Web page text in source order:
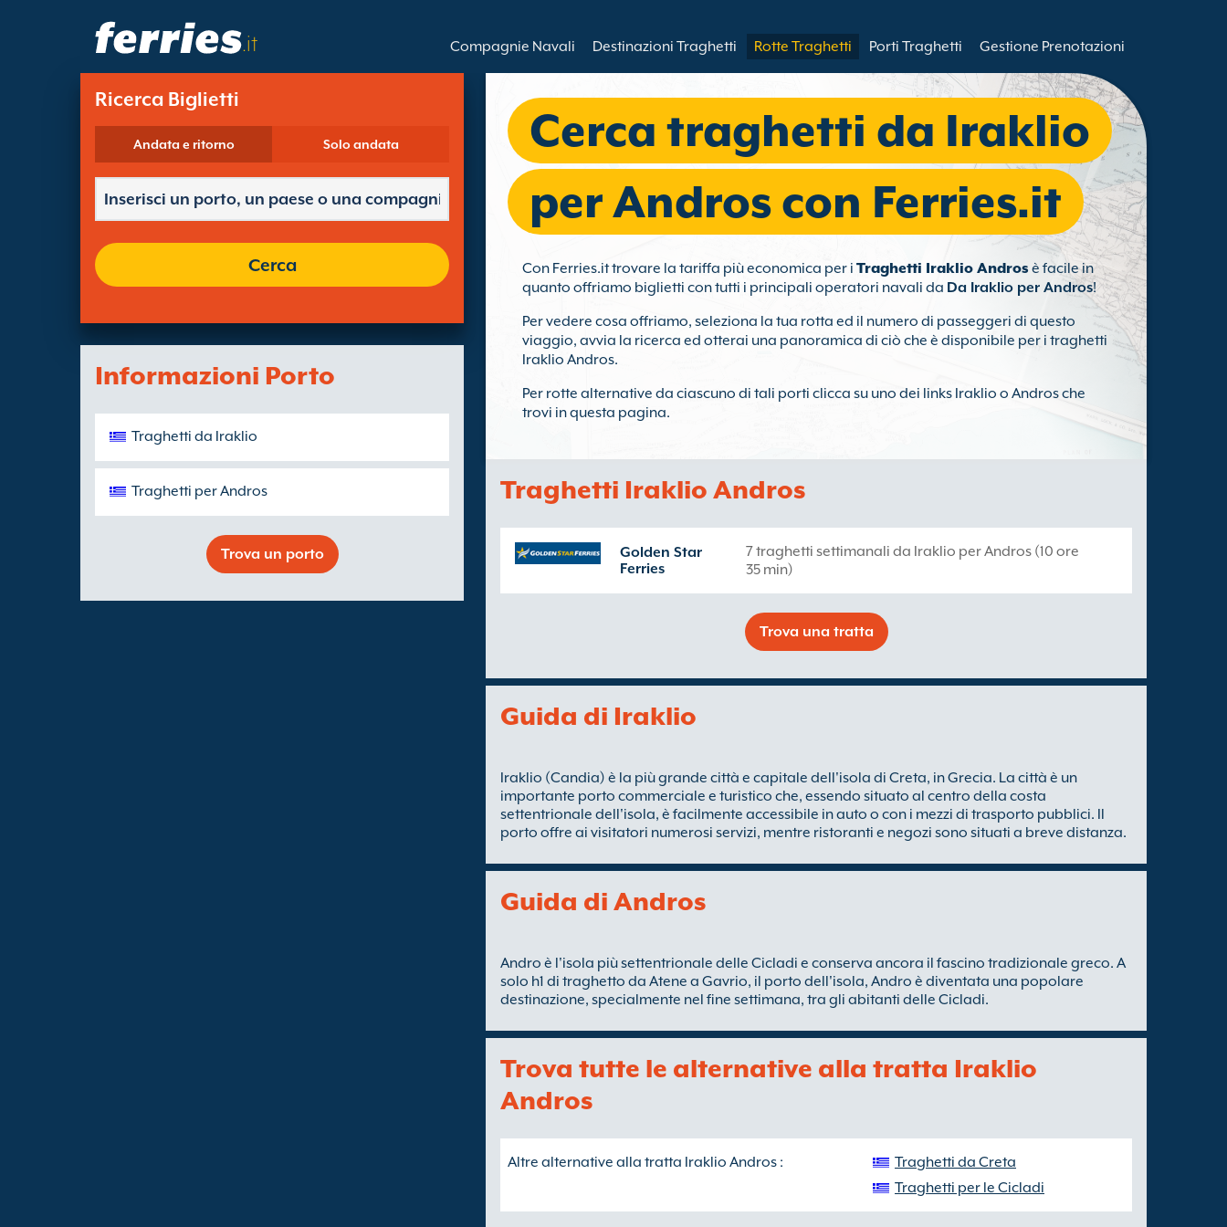
.it Compagnie Navali Destinazioni Traghetti Rotte Traghetti Porti Traghetti Gestione Prenotazioni
Ricerca Biglietti
Andata e ritorno Solo andata
Cerca
Informazioni Porto
Traghetti da Iraklio
Traghetti per Andros
Trova un porto
Cerca traghetti da Iraklio
per Andros con Ferries.it
Con Ferries.it trovare la tariffa più economica per i Traghetti Iraklio Andros è facile in
quanto offriamo biglietti con tutti i principali operatori navali da Da Iraklio per Andros!
Per vedere cosa offriamo, seleziona la tua rotta ed il numero di passeggeri di questo
viaggio, avvia la ricerca ed otterai una panoramica di ciò che è disponibile per i traghetti
Iraklio Andros.
Per rotte alternative da ciascuno di tali porti clicca su uno dei links Iraklio o Andros che
trovi in questa pagina.
Traghetti Iraklio Andros
Golden Star
Ferries
7 traghetti settimanali da Iraklio per Andros (10 ore
35 min)
Trova una tratta
Guida di Iraklio
Iraklio (Candia) è la più grande città e capitale dell'isola di Creta, in Grecia. La città è un
importante porto commerciale e turistico che, essendo situato al centro della costa
settentrionale dell'isola, è facilmente accessibile in auto o con i mezzi di trasporto pubblici. Il
porto offre ai visitatori numerosi servizi, mentre ristoranti e negozi sono situati a breve distanza.
Guida di Andros
Andro è l'isola più settentrionale delle Cicladi e conserva ancora il fascino tradizionale greco. A
solo h1 di traghetto da Atene a Gavrio, il porto dell'isola, Andro è diventata una popolare
destinazione, specialmente nel fine settimana, tra gli abitanti delle Cicladi.
Trova tutte le alternative alla tratta Iraklio
Andros
Altre alternative alla tratta Iraklio Andros :
Traghetti da Creta
Traghetti per le Cicladi